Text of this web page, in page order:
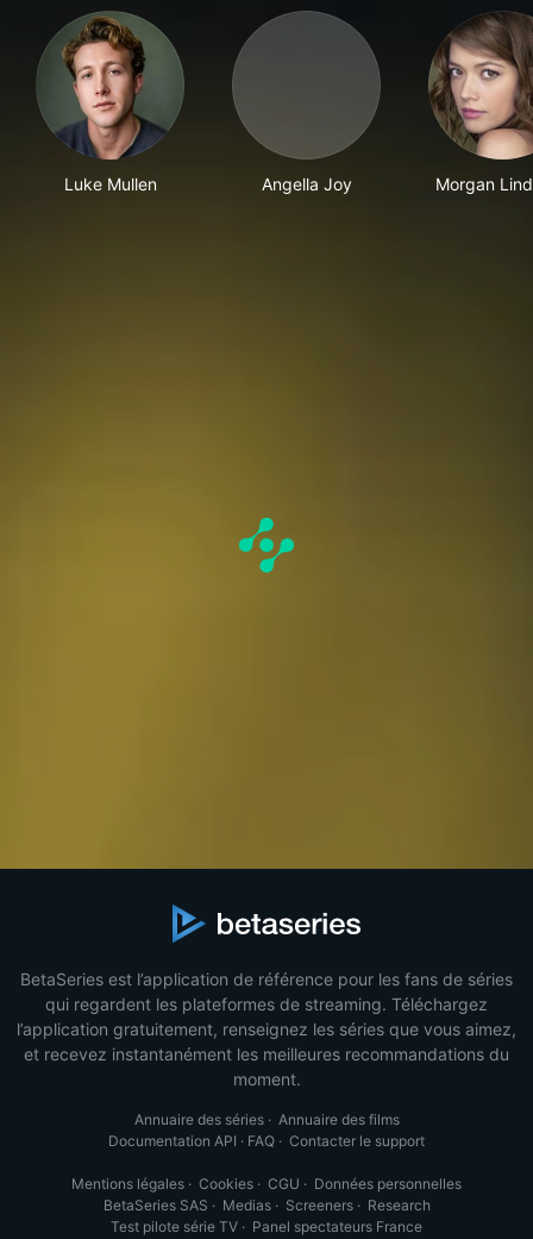
Luke Mullen Angella Joy Morgan
BetaSeries est l’application de référence pour les fans de séries
qui regardent les plateformes de streaming. Téléchargez
l’application gratuitement, renseignez les séries que vous aimez,
et recevez instantanément les meilleures recommandations du
moment.
Annuaire des séries· Annuaire des films
Documentation API · FAQ · Contacter le support
Mentions légales · Cookies · CGU · Données personnelles
BetaSeries SAS · Medias· Screeners· Research
Test pilote série TV · Panel spectateurs France